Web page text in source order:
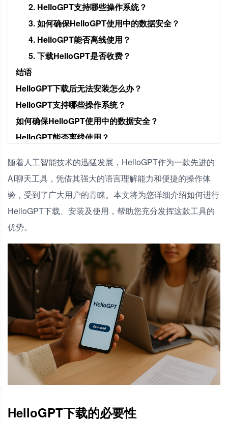
2. HelloGPT支持哪些操作系统？
3. 如何确保HelloGPT使用中的数据安全？
4. HelloGPT能否离线使用？
5. 下载HelloGPT是否收费？
结语
HelloGPT下载后无法安装怎么办？
HelloGPT支持哪些操作系统？
如何确保HelloGPT使用中的数据安全？
HelloGPT能否离线使用？
随着人工智能技术的迅猛发展，HelloGPT作为一款先进的
AI聊天工具，凭借其强大的语言理解能力和便捷的操作体
验，受到了广大用户的青睐。本文将为您详细介绍如何进行
HelloGPT下载、安装及使用，帮助您充分发挥这款工具的
优势。
HelloGPT下载的必要性